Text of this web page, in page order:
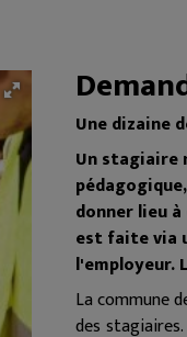
Une dizaine
Un stagiaire
donner lieu
est faite via
l'employeur.
La commune
des